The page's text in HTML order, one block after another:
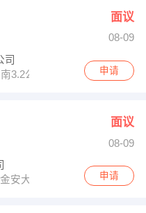
面议
08-09
司
3.2公里处
申请
面议
08-09
安大厦B座3楼304室申请